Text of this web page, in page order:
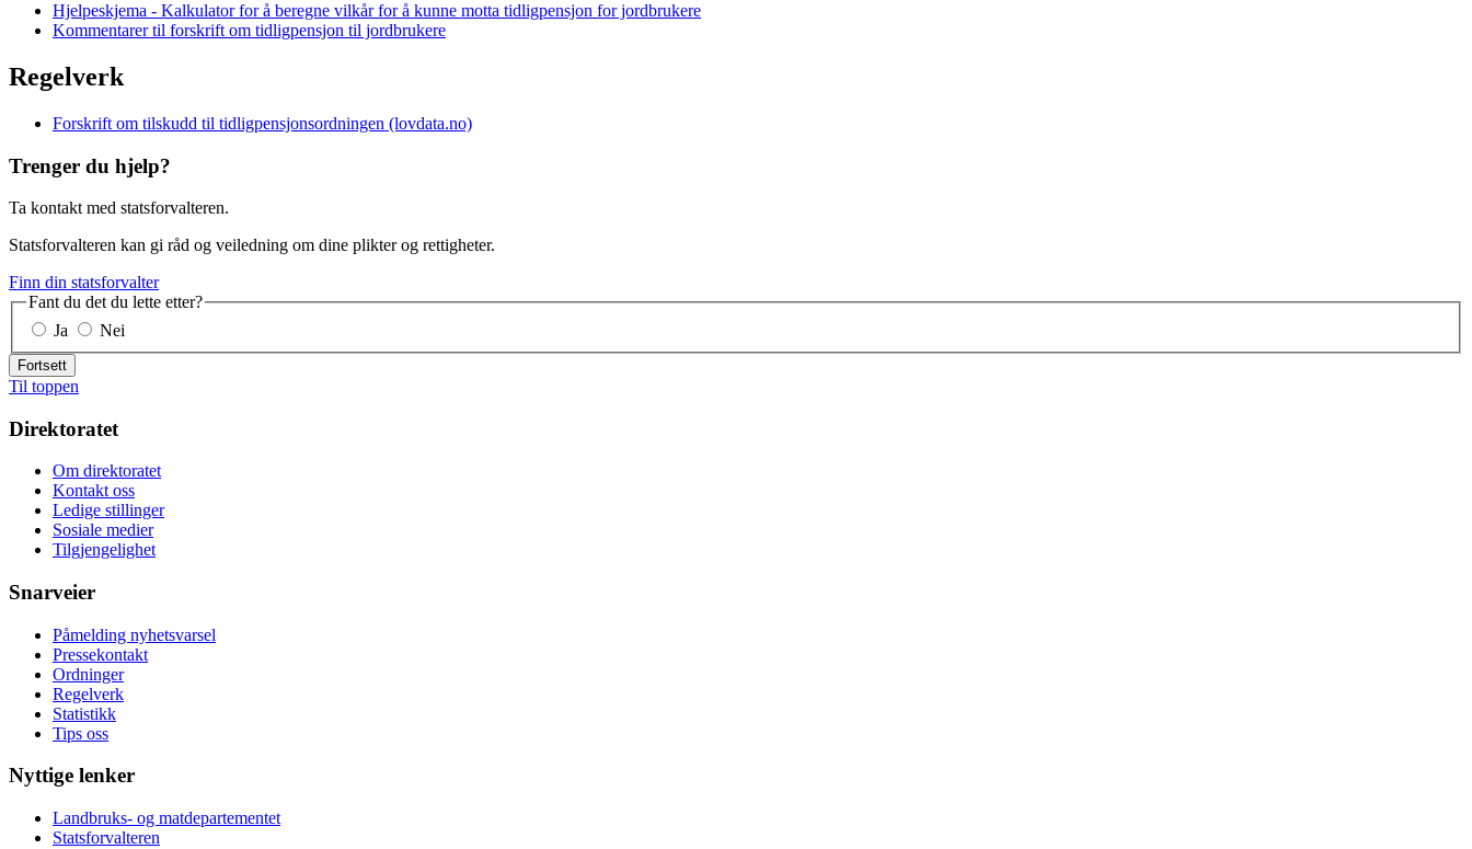
Hjelpeskjema - Kalkulator for å beregne vilkår for å kunne motta tidligpensjon for jordbrukere
Kommentarer til forskrift om tidligpensjon til jordbrukere
Regelverk
Forskrift om tilskudd til tidligpensjonsordningen (lovdata.no)
Trenger du hjelp?
Ta kontakt med statsforvalteren.
Statsforvalteren kan gi råd og veiledning om dine plikter og rettigheter.
Finn din statsforvalter
Fant du det du lette etter?
Ja
Nei
Fortsett
Til toppen
Direktoratet
Om direktoratet
Kontakt oss
Ledige stillinger
Sosiale medier
Tilgjengelighet
Snarveier
Påmelding nyhetsvarsel
Pressekontakt
Ordninger
Regelverk
Statistikk
Tips oss
Nyttige lenker
Landbruks- og matdepartementet
Statsforvalteren